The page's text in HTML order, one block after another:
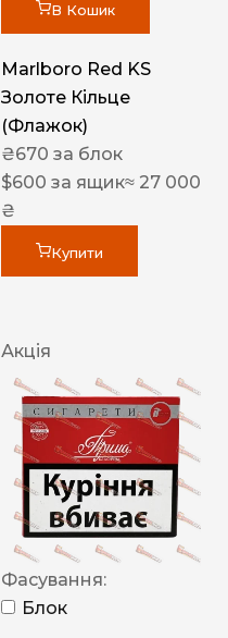
В Кошик
Marlboro Red KS
Золоте Кільце
(Флажок)
₴670 за блок
$600 за ящик≈ 27 000
₴
Купити
Акція
Фасування:
Блок